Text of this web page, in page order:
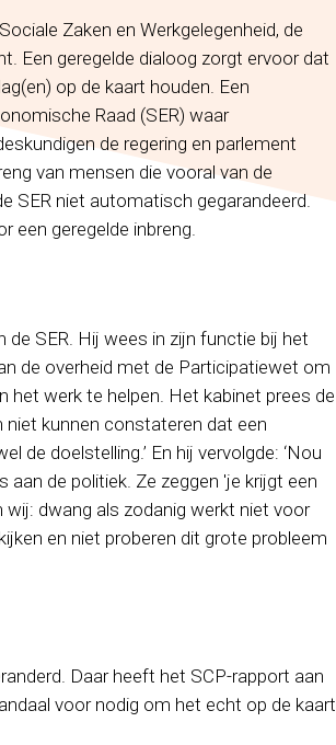
Zaken en Werkgelegenheid, de
Een geregelde dialoog zorgt ervoor dat
op de kaart houden. Een
Raad (SER) waar
de regering en parlement
van mensen die vooral van de
SER niet automatisch gegarandeerd.
een geregelde inbreng.
SER. Hij wees in zijn functie bij het
de overheid met de Participatiewet om
werk te helpen. Het kabinet prees de
niet kunnen constateren dat een
de doelstelling.’ En hij vervolgde: ‘Nou
de politiek. Ze zeggen 'je krijgt een
dwang als zodanig werkt niet voor
en niet proberen dit grote probleem
Daar heeft het SCP-rapport aan
voor nodig om het echt op de kaart